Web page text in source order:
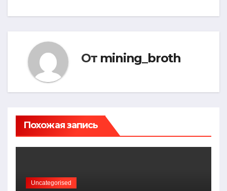
От mining_broth
Похожая запись
Uncategorised